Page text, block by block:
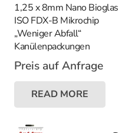
1,25 x 8mm Nano Bioglas
ISO FDX-B Mikrochip
„Weniger Abfall“
Kanülenpackungen
Preis auf Anfrage
READ MORE